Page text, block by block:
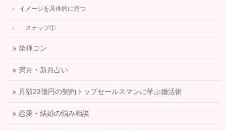
イメージを具体的に持つ
ステップ①
坐禅コン
満月・新月占い
月額23億円の契約トップセールスマンに学ぶ婚活術
恋愛・結婚の悩み相談